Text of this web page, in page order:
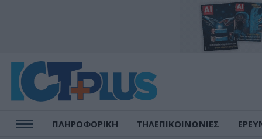
ΠΛΗΡΟΦΟΡΙΚΗ ΤΗΛΕΠΙΚΟΙΝΩΝΙΕΣ